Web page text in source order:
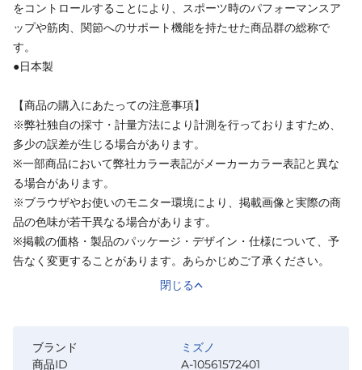
をコントロールすることにより、スポーツ時のパフォーマンスア
ップや筋肉、関節へのサポート機能を持たせた商品群の総称で
す。
●日本製
【商品の購入にあたっての注意事項】
※弊社独自の採寸・計量方法により計測を行っておりますため、
多少の誤差が生じる場合があります。
※一部商品において弊社カラー表記がメーカーカラー表記と異な
る場合があります。
※ブラウザやお使いのモニター環境により、掲載画像と実際の商
品の色味が若干異なる場合があります。
※掲載の価格・製品のパッケージ・デザイン・仕様について、予
告なく変更することがあります。あらかじめご了承ください。
閉じる
ブランド
ミズノ
商品ID
A-10561572401